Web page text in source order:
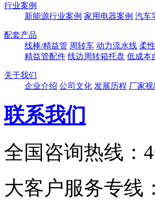
行业案例
新能源行业案例 家用电器案例 汽车
配套产品
线棒/精益管 周转车 动力流水线 柔
精益管配件 线边周转箱托盘 低成本
关于我们
企业介绍 公司文化 发展历程 厂家视
联系我们
全国咨询热线：
大客户服务专线